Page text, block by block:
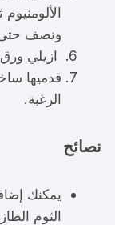
ونصف حتى
ازيلي
قدميها
الرغبة.
نصائح
يمكنك
الثوم